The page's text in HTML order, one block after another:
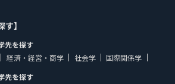
】
先を探す
経済・経営・商学
社会学
国際関係学
先を探す